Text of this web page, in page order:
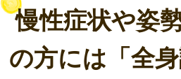
慢性症状や姿
の方には「全身